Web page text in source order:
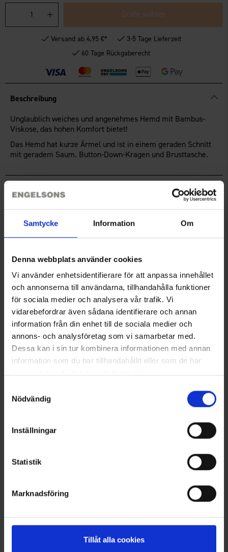
Samtycke Information Om
Denna webbplats använder cookies
Vi använder enhetsidentifierare för att anpassa innehållet
och annonserna till användarna, tillhandahålla funktioner
för sociala medier och analysera vår trafik. Vi
vidarebefordrar även sådana identifierare och annan
information från din enhet till de sociala medier och
annons- och analysföretag som vi samarbetar med.
Dessa kan i sin tur kombinera informationen med annan
information som du har tillhandahållit eller som de har
Nödvändig
Inställningar
Statistik
Marknadsföring
Tillåt alla cookies
Größe wählen
Versand ab 4,95 €*
3-5 Tage Lieferzeit
60 Tage Rückgaberecht
Beschreibung
Unglaublich weiches und angenehmes Hemd mit Bambus-
Viskose, das hohen Komfort bietet!
Das Hemd hat kurze Ärmel und ist in einem geraden Schnitt
mit geradem Saum. Button-Down-Kragen und Brusttasche.
Technische Spezifikation
Größenguide
Bewertungen
Sie benötigen vielleicht auch
Herren T-Shirt Bambus
9,95 €
Socken Bambus 3er-Pack
Ähnliche Produkte